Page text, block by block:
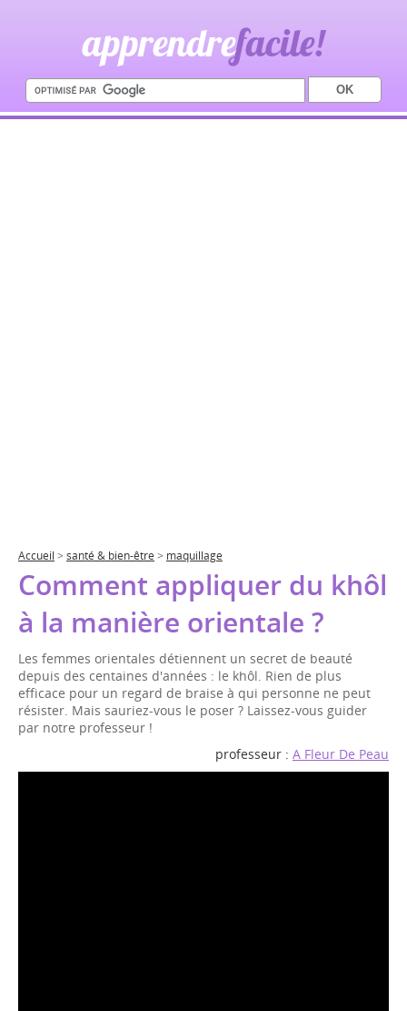
apprendrefacile!
Accueil > santé & bien-être > maquillage
Comment appliquer du khôl
à la manière orientale ?
Les femmes orientales détiennent un secret de beauté
depuis des centaines d'années : le khôl. Rien de plus
efficace pour un regard de braise à qui personne ne peut
résister. Mais sauriez-vous le poser ? Laissez-vous guider
par notre professeur !
professeur : A Fleur De Peau